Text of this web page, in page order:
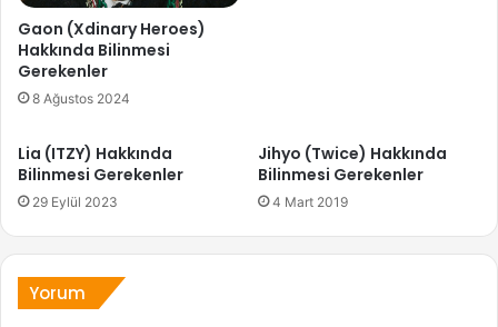
Gaon (Xdinary Heroes)
Hakkında Bilinmesi
Gerekenler
8 Ağustos 2024
Lia (ITZY) Hakkında
Bilinmesi Gerekenler
29 Eylül 2023
Jihyo (Twice) Hakkında
Bilinmesi Gerekenler
4 Mart 2019
Yorum